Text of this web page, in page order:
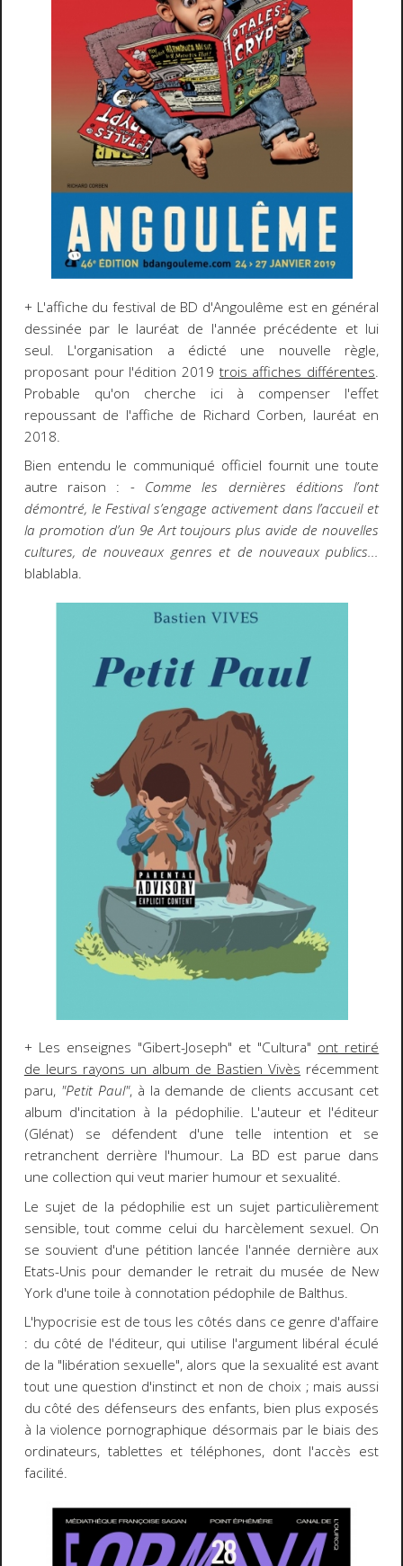
+ L'affiche du festival de BD d'Angoulême est en général
dessinée par le lauréat de l'année précédente et lui
seul. L'organisation a édicté une nouvelle règle,
proposant pour l'édition 2019 trois affiches différentes.
Probable qu'on cherche ici à compenser l'effet
repoussant de l'affiche de Richard Corben, lauréat en
2018.
Bien entendu le communiqué officiel fournit une toute
autre raison : - Comme les dernières éditions l’ont
démontré, le Festival s’engage activement dans l’accueil et
la promotion d’un 9e Art toujours plus avide de nouvelles
cultures, de nouveaux genres et de nouveaux publics...
blablabla.
+ Les enseignes "Gibert-Joseph" et "Cultura" ont retiré
de leurs rayons un album de Bastien Vivès récemment
paru, "Petit Paul", à la demande de clients accusant cet
album d'incitation à la pédophilie. L'auteur et l'éditeur
(Glénat) se défendent d'une telle intention et se
retranchent derrière l'humour. La BD est parue dans
une collection qui veut marier humour et sexualité.
Le sujet de la pédophilie est un sujet particulièrement
sensible, tout comme celui du harcèlement sexuel. On
se souvient d'une pétition lancée l'année dernière aux
Etats-Unis pour demander le retrait du musée de New
York d'une toile à connotation pédophile de Balthus.
L'hypocrisie est de tous les côtés dans ce genre d'affaire
: du côté de l'éditeur, qui utilise l'argument libéral éculé
de la "libération sexuelle", alors que la sexualité est avant
tout une question d'instinct et non de choix ; mais aussi
du côté des défenseurs des enfants, bien plus exposés
à la violence pornographique désormais par le biais des
ordinateurs, tablettes et téléphones, dont l'accès est
facilité.